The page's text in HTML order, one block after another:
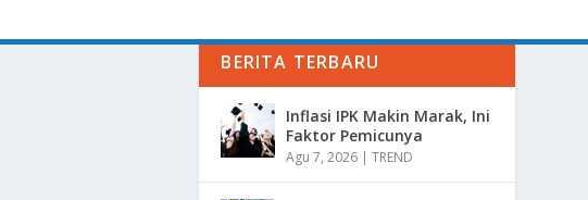
BERITA TERBARU
Inflasi IPK Makin Marak, Ini
Faktor Pemicunya
Agu 7, 2026 |TREND